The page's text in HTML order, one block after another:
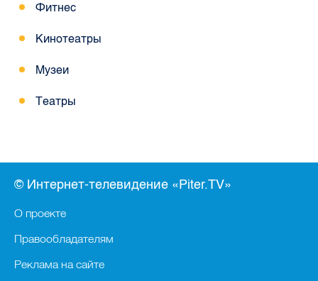
Фитнес
Кинотеатры
Музеи
Театры
© Интернет-телевидение «Piter.TV»
О проекте
Правообладателям
Реклама на сайте